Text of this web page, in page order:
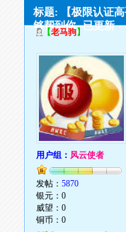
标题: 【极限认证
够帮到你--已更新
【老马驹】
用户组： 风云使者
发帖：5870
银元：0
威望：0
铜币：0